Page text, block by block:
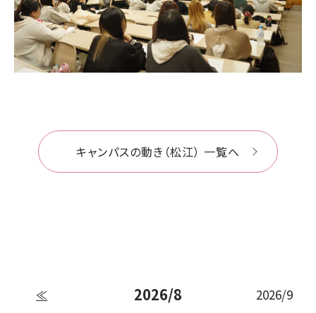
キャンパスの動き（松江） 一覧へ
≪ 2026/8 2026/9